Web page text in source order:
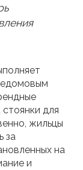
для
жильцы
за
на
и